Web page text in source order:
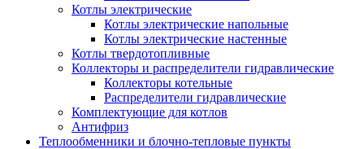
Котлы электрические
Котлы электрические напольные
Котлы электрические настенные
Котлы твердотопливные
Коллекторы и распределители гидравлические
Коллекторы котельные
Распределители гидравлические
Комплектующие для котлов
Антифриз
Теплообменники и блочно-тепловые пункты